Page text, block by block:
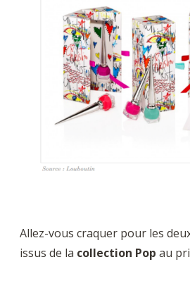
Allez-vous craquer pour les
issus de la collection Pop au